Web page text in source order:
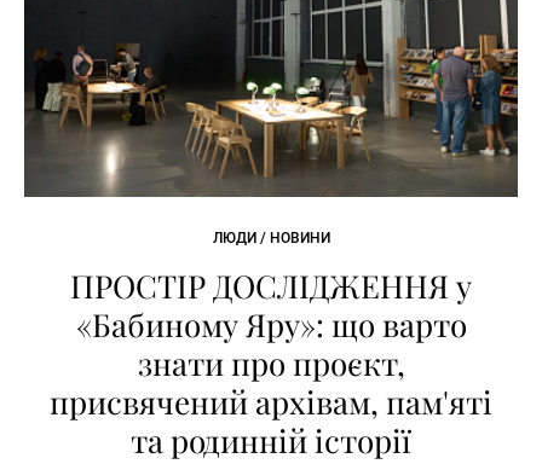
ЛЮДИ / НОВИНИ
ПРОСТІР ДОСЛІДЖЕННЯ у
«Бабиному Яру»: що варто
знати про проєкт,
присвячений архівам, пам'яті
та родинній історії